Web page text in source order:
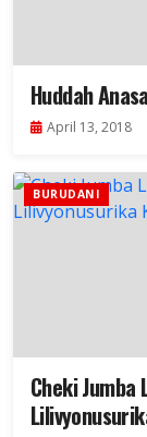
Huddah
April 13, 2018
BURUDANI
Cheki Jumba